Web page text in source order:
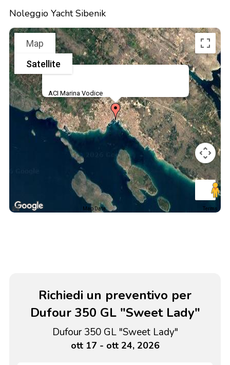
Noleggio Yacht Sibenik
ACI Marina Vodice
Map
Satellite
Map Data Terms
Richiedi un preventivo per
Dufour 350 GL "Sweet Lady"
Dufour 350 GL "Sweet Lady"
ott 17 - ott 24, 2026